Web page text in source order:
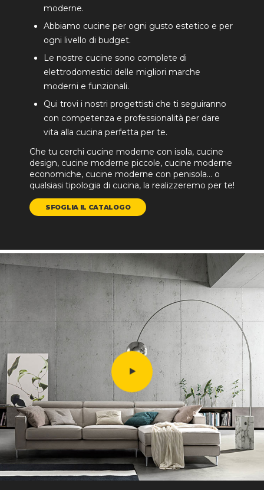
moderne.
Abbiamo cucine per ogni gusto estetico e per
ogni livello di budget.
Le nostre cucine sono complete di
elettrodomestici delle migliori marche
moderni e funzionali.
Qui trovi i nostri progettisti che ti seguiranno
con competenza e professionalità per dare
vita alla cucina perfetta per te.
Che tu cerchi cucine moderne con isola, cucine
design, cucine moderne piccole, cucine moderne
economiche, cucine moderne con penisola… o
qualsiasi tipologia di cucina, la realizzeremo per te!
SFOGLIA IL CATALOGO